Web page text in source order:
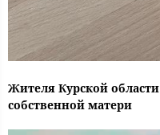
Жителя Курской
собственной матери